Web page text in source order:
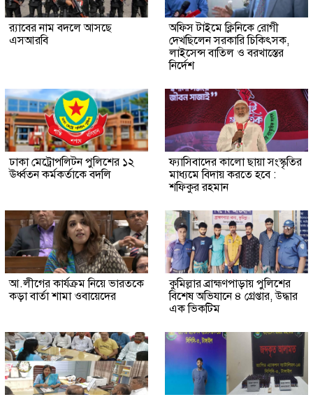
র‍্যাবের নাম বদলে আসছে
এসআরবি
অফিস টাইমে ক্লিনিকে রোগী
দেখছিলেন সরকারি চিকিৎসক,
লাইসেন্স বাতিল ও বরখাস্তের
নির্দেশ
ঢাকা মেট্রোপলিটন পুলিশের ১২
ঊর্ধ্বতন কর্মকর্তাকে বদলি
ফ্যাসিবাদের কালো ছায়া সংস্কৃতির
মাধ্যমে বিদায় করতে হবে :
শফিকুর রহমান
আ.লীগের কার্যক্রম নিয়ে ভারতকে
কড়া বার্তা শামা ওবায়েদের
কুমিল্লার ব্রাহ্মণপাড়ায় পুলিশের
বিশেষ অভিযানে ৪ গ্রেপ্তার, উদ্ধার
এক ভিকটিম